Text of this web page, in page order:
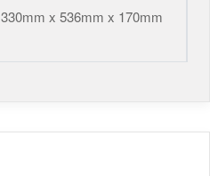
330mm x 536mm x 170mm